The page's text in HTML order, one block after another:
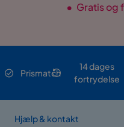
• Gratis og
Prismatch
14 dages
fortrydelse
Hjælp & kontakt